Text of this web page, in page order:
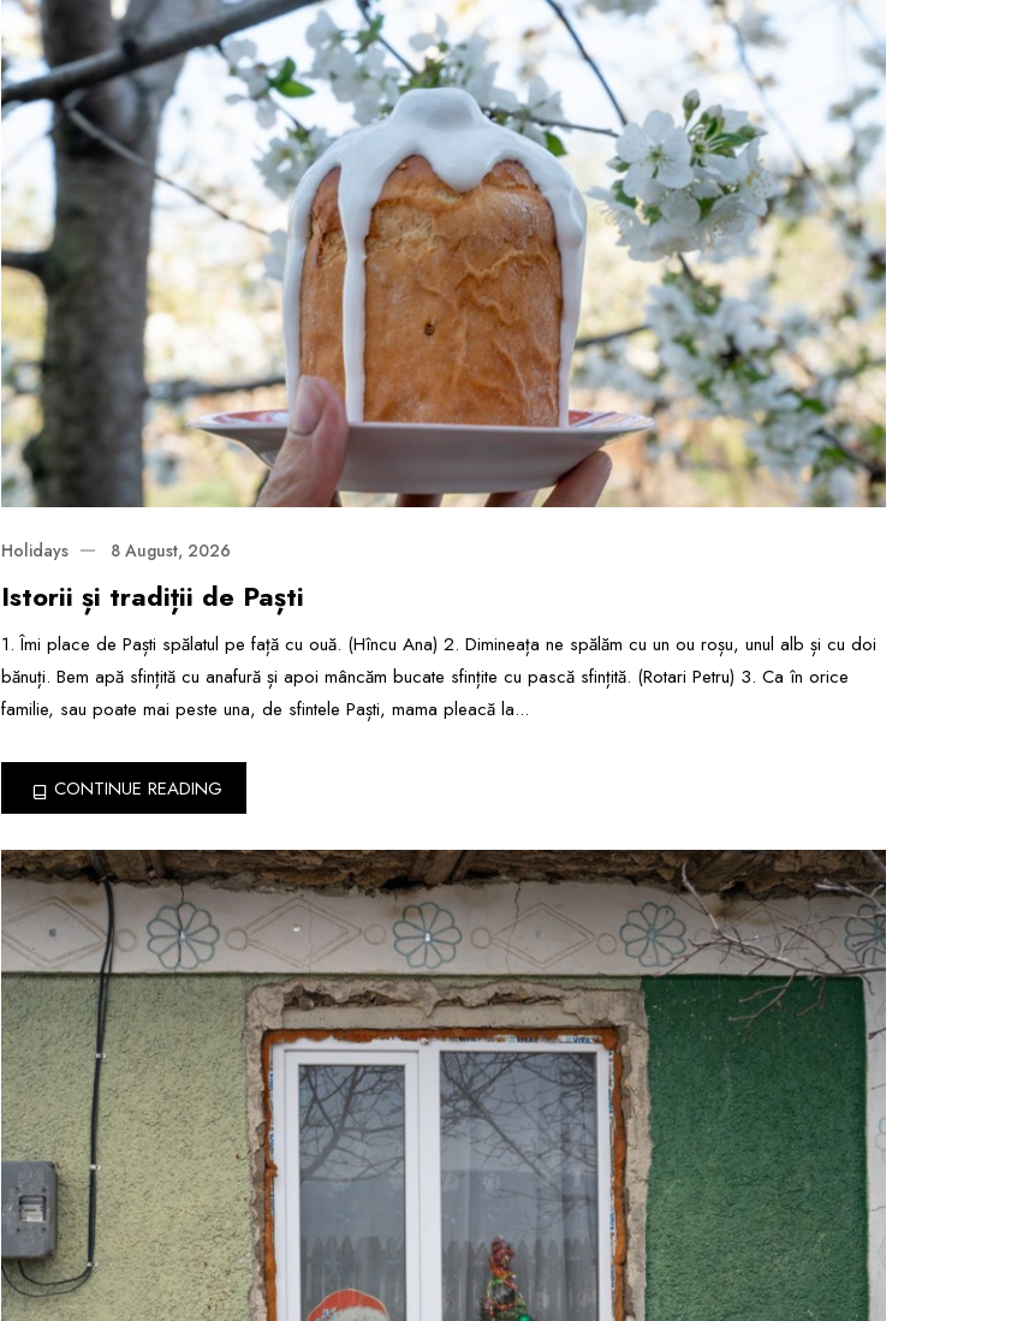
Holidays 8 August, 2026
Istorii și tradiții de Paști
1. Îmi place de Paști spălatul pe față cu ouă. (Hîncu Ana) 2. Dimineața ne spălăm cu un ou roșu, unul alb și cu doi
bănuți. Bem apă sfințită cu anafură și apoi mâncăm bucate sfințite cu pască sfințită. (Rotari Petru) 3. Ca în orice
familie, sau poate mai peste una, de sfintele Paști, mama pleacă la...
CONTINUE READING